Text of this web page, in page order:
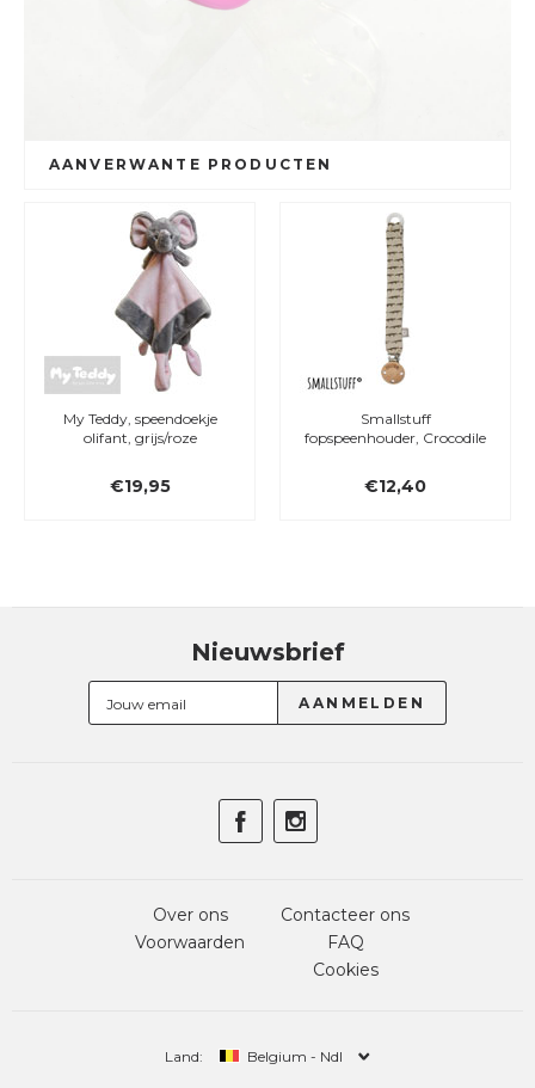
AANVERWANTE PRODUCTEN
My Teddy, speendoekje
olifant, grijs/roze
€19,95
Smallstuff
fopspeenhouder, Crocodile
€12,40
Nieuwsbrief
Over ons
Voorwaarden
Contacteer ons
FAQ
Cookies
Land: Belgium - Ndl